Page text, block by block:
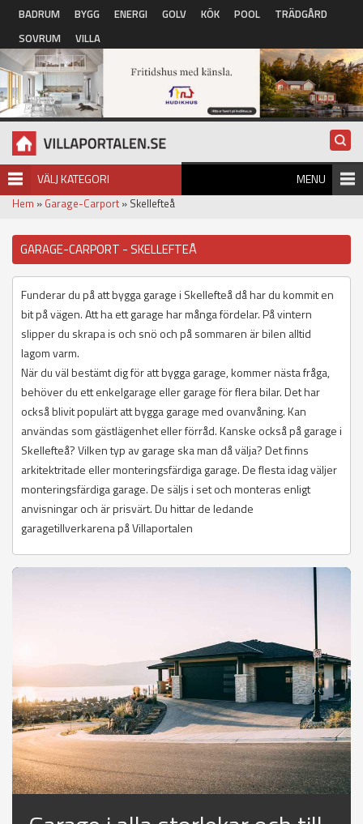
Hoppa till huvudinnehåll
BADRUM BYGG ENERGI GOLV KÖK POOL
TRÄDGÅRD
SOVRUM
VILLA
VÄLJ KATEGORI MENU
Hem » Garage-Carport » Skellefteå
GARAGE-CARPORT - SKELLEFTEÅ
Funderar du på att bygga garage i Skellefteå då har du kommit en
bit på vägen. Att ha ett garage har många fördelar. På vintern
slipper du skrapa is och snö och på sommaren är bilen alltid
lagom varm.
När du väl bestämt dig för att bygga garage, kommer nästa fråga,
behöver du ett enkelgarage eller garage för flera bilar. Det har
också blivit populärt att bygga garage med ovanvåning. Kan
användas som gästlägenhet eller förråd. Kanske också på garage i
Skellefteå? Vilken typ av garage ska man då välja? Det finns
arkitektritade eller monteringsfärdiga garage. De flesta idag väljer
monteringsfärdiga garage. De säljs i set och monteras enligt
anvisningar och är prisvärt. Du hittar de ledande
garagetillverkarena på Villaportalen